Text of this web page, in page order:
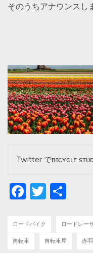
そのうちアナウンスし
Twitter でʙɪᴄʏᴄʟᴇ
Facebook
Twitter
ロードバイク ロードレー
自転車 自転車屋 赤羽